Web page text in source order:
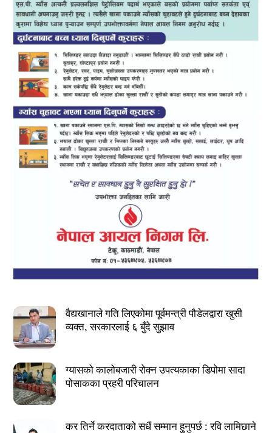
वैद्यखानाले गति लिएकोमा पूर्वमन्त्री पौडेलद्वारा खुसी
व्यक्त, सरकारलाई ६ बुँदे सुझाव
ग्यासको कालोबजारी रोक्न उपत्यकाका डिपोमा सादा
पोसाकका प्रहरी परिचालन
कर तिर्ने करदाताको सधैं सम्मान हुनुपर्छ : रवि लामिछाने